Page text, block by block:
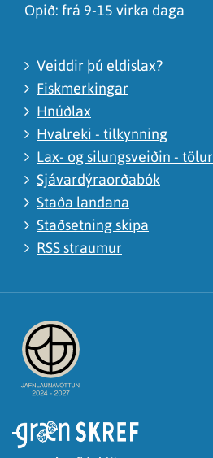
Opið: frá 9-15 virka daga
Veiddir þú eldislax?
Fiskmerkingar
Hnúðlax
Hvalreki - tilkynning
Lax- og silungsveiðin - tölur
Sjávardýraorðabók
Staða landana
Staðsetning skipa
RSS straumur